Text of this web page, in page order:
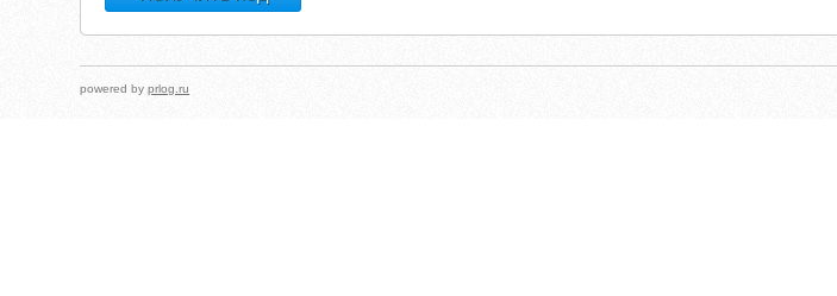
powered byprlog.ru